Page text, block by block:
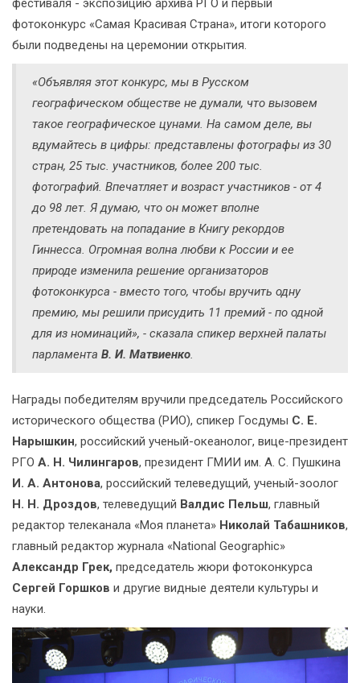
фестиваля - экспозицию архива РГО и первый
фотоконкурс «Самая Красивая Страна», итоги которого
были подведены на церемонии открытия.
«Объявляя этот конкурс, мы в Русском
географическом обществе не думали, что вызовем
такое географическое цунами. На самом деле, вы
вдумайтесь в цифры: представлены фотографы из 30
стран, 25 тыс. участников, более 200 тыс.
фотографий. Впечатляет и возраст участников - от 4
до 98 лет. Я думаю, что он может вполне
претендовать на попадание в Книгу рекордов
Гиннесса. Огромная волна любви к России и ее
природе изменила решение организаторов
фотоконкурса - вместо того, чтобы вручить одну
премию, мы решили присудить 11 премий - по одной
для из номинаций», - сказала спикер верхней палаты
парламента В. И. Матвиенко.
Награды победителям вручили председатель Российского
исторического общества (РИО), спикер Госдумы С. Е.
Нарышкин, российский ученый-океанолог, вице-президент
РГО А. Н. Чилингаров, президент ГМИИ им. А. С. Пушкина
И. А. Антонова, российский телеведущий, ученый-зоолог
Н. Н. Дроздов, телеведущий Валдис Пельш, главный
редактор телеканала «Моя планета» Николай Табашников,
главный редактор журнала «National Geographic»
Александр Грек, председатель жюри фотоконкурса
Сергей Горшков и другие видные деятели культуры и
науки.